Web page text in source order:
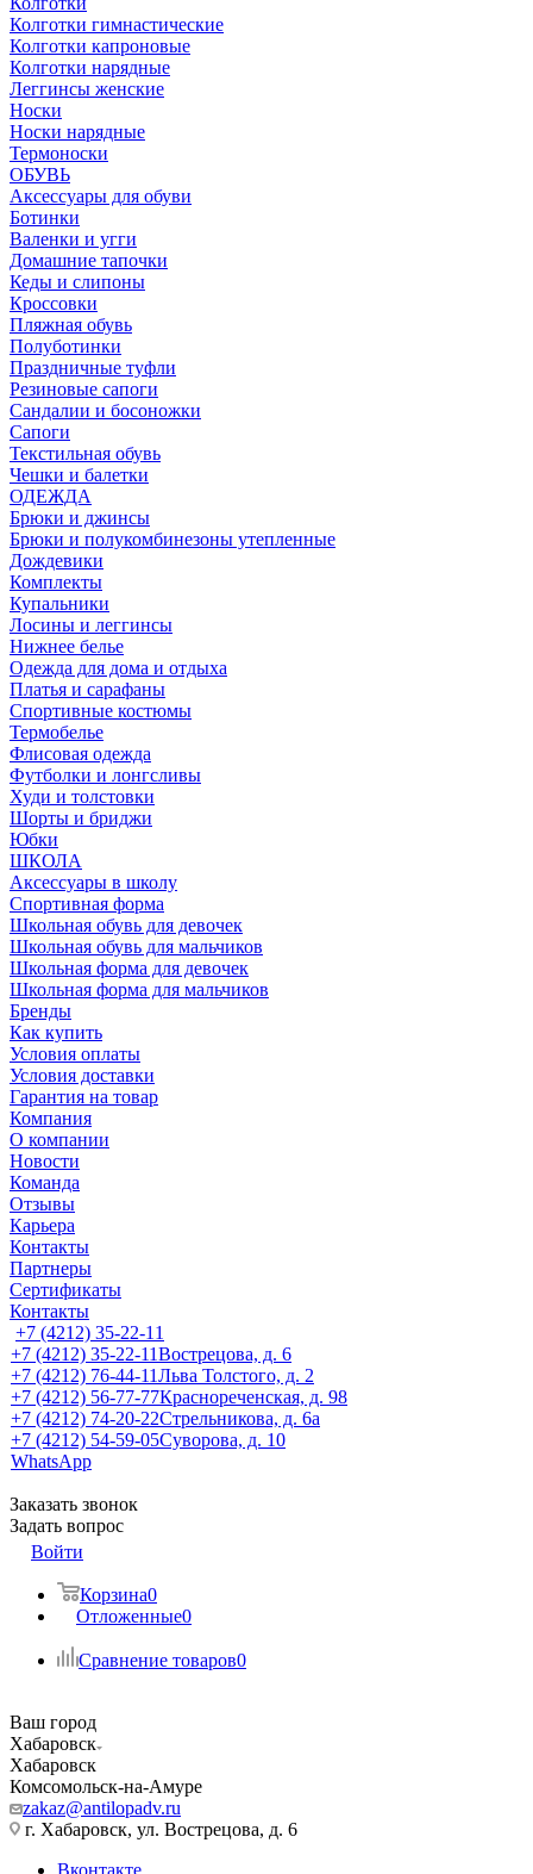
Колготки гимнастические
Колготки капроновые
Колготки нарядные
Леггинсы женские
Носки
Носки нарядные
Термоноски
ОБУВЬ
Аксессуары для обуви
Ботинки
Валенки и угги
Домашние тапочки
Кеды и слипоны
Кроссовки
Пляжная обувь
Полуботинки
Праздничные туфли
Резиновые сапоги
Сандалии и босоножки
Сапоги
Текстильная обувь
Чешки и балетки
ОДЕЖДА
Брюки и джинсы
Брюки и полукомбинезоны утепленные
Дождевики
Комплекты
Купальники
Лосины и леггинсы
Нижнее белье
Одежда для дома и отдыха
Платья и сарафаны
Спортивные костюмы
Термобелье
Флисовая одежда
Футболки и лонгсливы
Худи и толстовки
Шорты и бриджи
Юбки
ШКОЛА
Аксессуары в школу
Спортивная форма
Школьная обувь для девочек
Школьная обувь для мальчиков
Школьная форма для девочек
Школьная форма для мальчиков
Бренды
Как купить
Условия оплаты
Условия доставки
Гарантия на товар
Компания
О компании
Новости
Команда
Отзывы
Карьера
Контакты
Партнеры
Сертификаты
Контакты
+7 (4212) 35-22-11
+7 (4212) 35-22-11Вострецова, д. 6
+7 (4212) 76-44-11Льва Толстого, д. 2
+7 (4212) 56-77-77Краснореченская, д. 98
+7 (4212) 74-20-22Стрельникова, д. 6а
+7 (4212) 54-59-05Суворова, д. 10
WhatsApp
Заказать звонок
Задать вопрос
Войти
Корзина0
Отложенные0
Сравнение товаров0
Ваш город
Хабаровск
Хабаровск
Комсомольск-на-Амуре
zakaz@antilopadv.ru
г. Хабаровск, ул. Вострецова, д. 6
Вконтакте